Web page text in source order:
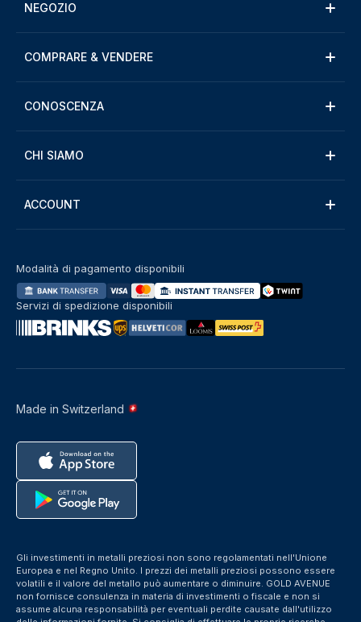
NEGOZIO
COMPRARE & VENDERE
CONOSCENZA
CHI SIAMO
ACCOUNT
Made in Switzerland
Modalità di pagamento disponibili
Servizi di spedizione disponibili
Gli investimenti in metalli preziosi non sono regolamentati nell'Unione
Europea e nel Regno Unito. I prezzi dei metalli preziosi possono essere
volatili e il valore del metallo può aumentare o diminuire. GOLD AVENUE
non fornisce consulenza in materia di investimenti o fiscale e non si
assume alcuna responsabilità per eventuali perdite causate dall'utilizzo